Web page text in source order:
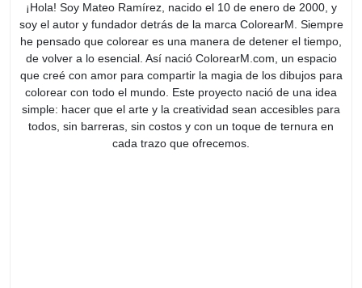
¡Hola! Soy Mateo Ramírez, nacido el 10 de enero de 2000, y
soy el autor y fundador detrás de la marca ColorearM. Siempre
he pensado que colorear es una manera de detener el tiempo,
de volver a lo esencial. Así nació ColorearM.com, un espacio
que creé con amor para compartir la magia de los dibujos para
colorear con todo el mundo. Este proyecto nació de una idea
simple: hacer que el arte y la creatividad sean accesibles para
todos, sin barreras, sin costos y con un toque de ternura en
cada trazo que ofrecemos.